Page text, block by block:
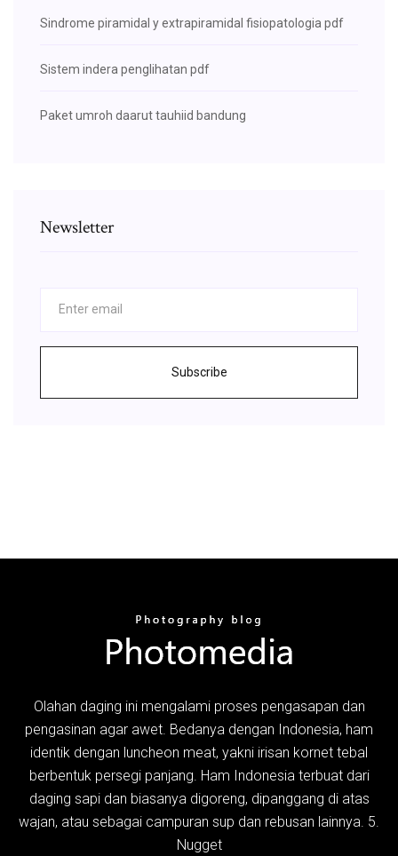
Sindrome piramidal y extrapiramidal fisiopatologia pdf
Sistem indera penglihatan pdf
Paket umroh daarut tauhiid bandung
Newsletter
Subscribe
Olahan daging ini mengalami proses pengasapan dan
pengasinan agar awet. Bedanya dengan Indonesia, ham
identik dengan luncheon meat, yakni irisan kornet tebal
berbentuk persegi panjang. Ham Indonesia terbuat dari
daging sapi dan biasanya digoreng, dipanggang di atas
wajan, atau sebagai campuran sup dan rebusan lainnya. 5.
Nugget